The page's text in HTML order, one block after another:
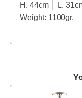
H. 44cm │ L.
Weight: 1100gr.